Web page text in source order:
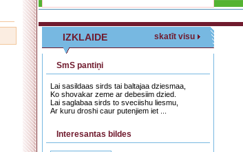
IZKLAIDE skatīt visu
SmS pantiņi
Lai sasildaas sirds tai baltajaa dziesmaa,
Ko shovakar zeme ar debesiim dzied.
Lai saglabaa sirds to sveciishu liesmu,
Ar kuru droshi caur putenjiem iet ...
Interesantas bildes